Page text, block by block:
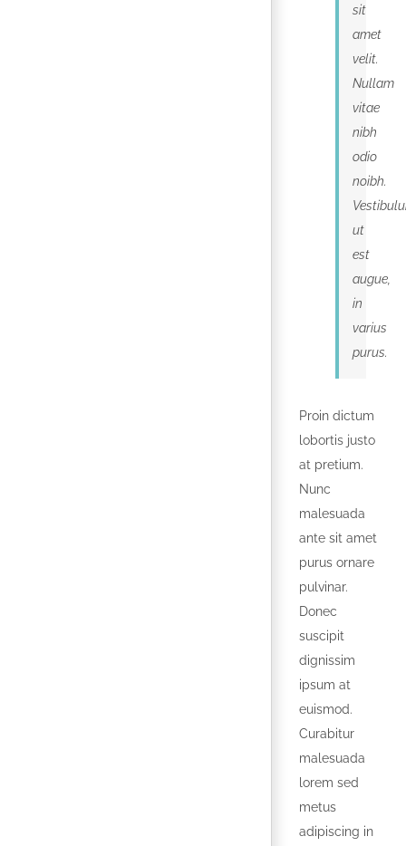
sit
amet
velit.
Nullam
vitae
nibh
odio
noibh.
ut
est
augue,
in
varius
purus.
Proin dictum
lobortis justo
at pretium.
Nunc
malesuada
ante sit amet
purus ornare
pulvinar.
Donec
suscipit
dignissim
ipsum at
euismod.
Curabitur
malesuada
lorem sed
metus
adipiscing in